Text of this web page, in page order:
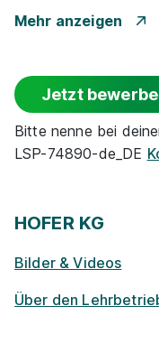
Betr.
Rabatte
Mehr anzeigen
Jetzt
Bitte nenne bei
LSP-74890-de_DE
HOFER KG
Bilder & Videos
Über den